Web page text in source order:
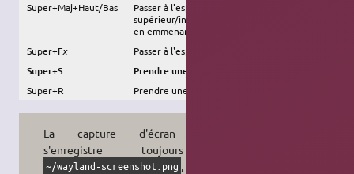
Super+Maj+Haut/Bas
Passer à l'espace de travail
supérieur/inférieur
en emmenant la fenêtre active
Super+Fx Passer à l'espace de travail n°
Super+S Prendre une capture d'écran (photo)
Super+R Prendre une capture d'écran (vidéo)
La capture d'écran photo
s'enregistre toujours à
~/wayland-screenshot.png , si vous